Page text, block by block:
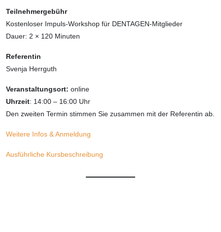
Teilnehmergebühr
Kostenloser Impuls-Workshop für DENTAGEN-Mitglieder
Dauer: 2 × 120 Minuten
Referentin
Svenja Herrguth
Veranstaltungsort: online
Uhrzeit: 14:00 – 16:00 Uhr
Den zweiten Termin stimmen Sie zusammen mit der Referentin ab.
Weitere Infos & Anmeldung
Ausführliche Kursbeschreibung